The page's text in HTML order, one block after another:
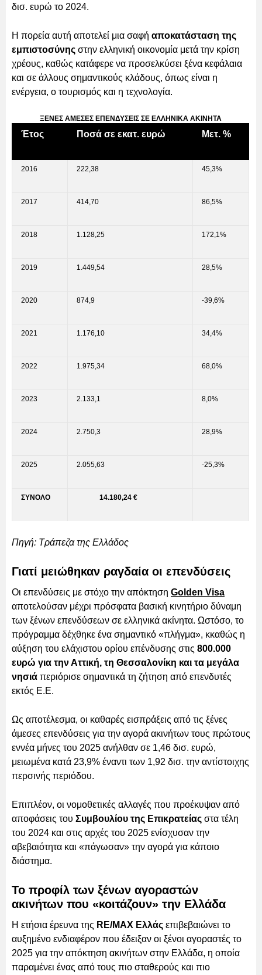
δισ. ευρώ το 2024.
Η πορεία αυτή αποτελεί μια σαφή αποκατάσταση της
εμπιστοσύνης στην ελληνική οικονομία μετά την κρίση
χρέους, καθώς κατάφερε να προσελκύσει ξένα κεφάλαια
και σε άλλους σημαντικούς κλάδους, όπως είναι η
ενέργεια, ο τουρισμός και η τεχνολογία.
ΞΕΝΕΣ ΑΜΕΣΕΣ ΕΠΕΝΔΥΣΕΙΣ ΣΕ ΕΛΛΗΝΙΚΑ ΑΚΙΝΗΤΑ
Έτος Ποσά σε εκατ. ευρώ Μετ. %
2016 222,38 45,3%
2017 414,70 86,5%
2018 1.128,25 172,1%
2019 1.449,54 28,5%
2020 874,9 -39,6%
2021 1.176,10 34,4%
2022 1.975,34 68,0%
2023 2.133,1 8,0%
2024 2.750,3 28,9%
2025 2.055,63 -25,3%
ΣΥΝΟΛΟ 14.180,24 €
Πηγή: Τράπεζα της Ελλάδος
Γιατί μειώθηκαν ραγδαία οι επενδύσεις
Οι επενδύσεις με στόχο την απόκτηση Golden Visa
αποτελούσαν μέχρι πρόσφατα βασική κινητήριο δύναμη
των ξένων επενδύσεων σε ελληνικά ακίνητα. Ωστόσο, το
πρόγραμμα δέχθηκε ένα σημαντικό «πλήγμα», κκαθώς η
αύξηση του ελάχιστου ορίου επένδυσης στις 800.000
ευρώ για την Αττική, τη Θεσσαλονίκη και τα μεγάλα
νησιά περιόρισε σημαντικά τη ζήτηση από επενδυτές
εκτός Ε.Ε.
Ως αποτέλεσμα, οι καθαρές εισπράξεις από τις ξένες
άμεσες επενδύσεις για την αγορά ακινήτων τους πρώτους
εννέα μήνες του 2025 ανήλθαν σε 1,46 δισ. ευρώ,
μειωμένα κατά 23,9% έναντι των 1,92 δισ. την αντίστοιχης
περσινής περιόδου.
Επιπλέον, οι νομοθετικές αλλαγές που προέκυψαν από
αποφάσεις του Συμβουλίου της Επικρατείας στα τέλη
του 2024 και στις αρχές του 2025 ενίσχυσαν την
αβεβαιότητα και «πάγωσαν» την αγορά για κάποιο
διάστημα.
Το προφίλ των ξένων αγοραστών
ακινήτων που «κοιτάζουν» την Ελλάδα
Η ετήσια έρευνα της RE/MAX Ελλάς επιβεβαιώνει το
αυξημένο ενδιαφέρον που έδειξαν οι ξένοι αγοραστές το
2025 για την απόκτηση ακινήτων στην Ελλάδα, η οποία
παραμένει ένας από τους πιο σταθερούς και πιο